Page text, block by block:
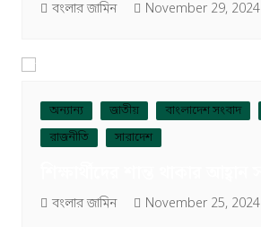
বংলার জামিন November 29, 2024
অন্যান্য জাতীয় বাংলাদেশ সংবাদ
রাজনীতি
সারাদেশ
বংলার জামিন November 25, 2024